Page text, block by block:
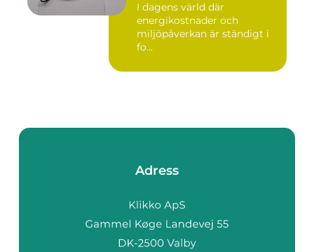
I dagens värld där
energikostnader och
miljöpåverkan är ständigt i
fo...
Adress